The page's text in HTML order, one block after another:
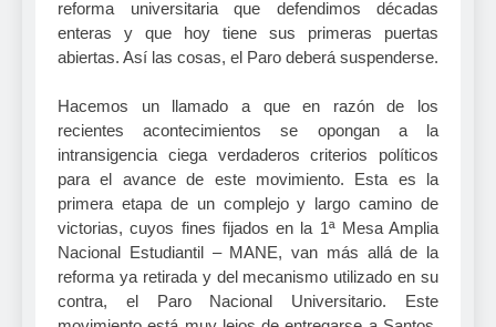
reforma universitaria que defendimos décadas
enteras y que hoy tiene sus primeras puertas
abiertas. Así las cosas, el Paro deberá suspenderse.
Hacemos un llamado a que en razón de los
recientes acontecimientos se opongan a la
intransigencia ciega verdaderos criterios políticos
para el avance de este movimiento. Esta es la
primera etapa de un complejo y largo camino de
victorias, cuyos fines fijados en la 1ª Mesa Amplia
Nacional Estudiantil – MANE, van más allá de la
reforma ya retirada y del mecanismo utilizado en su
contra, el Paro Nacional Universitario. Este